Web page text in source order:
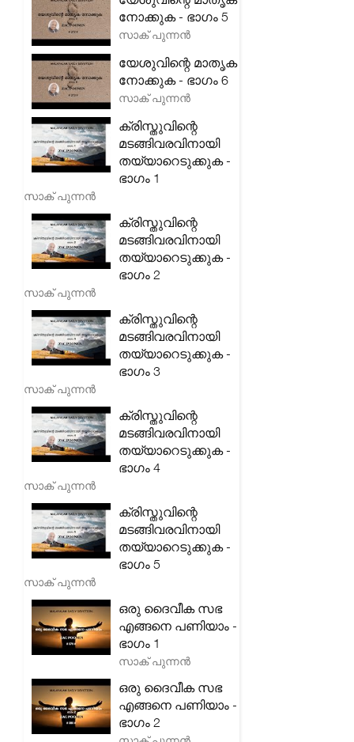
നോക്കുക - ഭാഗം 5
സാക് പുന്നൻ
യേശുവിന്റെ മാതൃക
നോക്കുക - ഭാഗം 6
സാക് പുന്നൻ
ക്രിസ്തുവിന്റെ
മടങ്ങിവരവിനായി
തയ്യാറെടുക്കുക -
ഭാഗം 1
സാക് പുന്നൻ
ക്രിസ്തുവിന്റെ
മടങ്ങിവരവിനായി
തയ്യാറെടുക്കുക -
ഭാഗം 2
സാക് പുന്നൻ
ക്രിസ്തുവിന്റെ
മടങ്ങിവരവിനായി
തയ്യാറെടുക്കുക -
ഭാഗം 3
സാക് പുന്നൻ
ക്രിസ്തുവിന്റെ
മടങ്ങിവരവിനായി
തയ്യാറെടുക്കുക -
ഭാഗം 4
സാക് പുന്നൻ
ക്രിസ്തുവിന്റെ
മടങ്ങിവരവിനായി
തയ്യാറെടുക്കുക -
ഭാഗം 5
സാക് പുന്നൻ
ഒരു ദൈവീക സഭ
എങ്ങനെ പണിയാം -
ഭാഗം 1
സാക് പുന്നൻ
ഒരു ദൈവീക സഭ
എങ്ങനെ പണിയാം -
ഭാഗം 2